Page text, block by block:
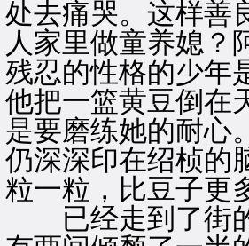
处去痛哭。这样善
人家里做童养媳？
残忍的性格的少年
他把一篮黄豆倒在
是要磨练她的耐心
仍深深印在绍桢的
粒一粒，比豆子更
已经走到了街的